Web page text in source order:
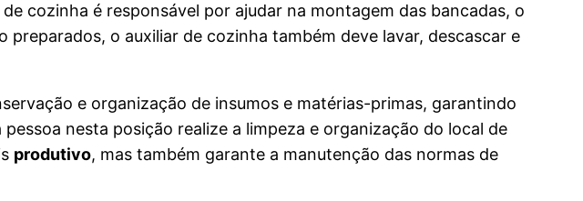
cozinha é responsável por ajudar na montagem das bancadas, o
o auxiliar de cozinha também deve lavar, descascar e
e organização de insumos e matérias-primas, garantindo
nesta posição realize a limpeza e organização do local de
produtivo, mas também garante a manutenção das normas de